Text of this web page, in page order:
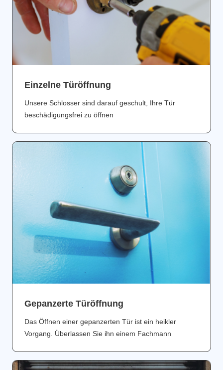
Einzelne Türöffnung
Unsere Schlosser sind darauf geschult, Ihre Tür
beschädigungsfrei zu öffnen
Gepanzerte Türöffnung
Das Öffnen einer gepanzerten Tür ist ein heikler
Vorgang. Überlassen Sie ihn einem Fachmann